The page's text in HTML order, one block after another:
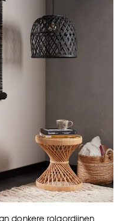
donkere rolgordijnen